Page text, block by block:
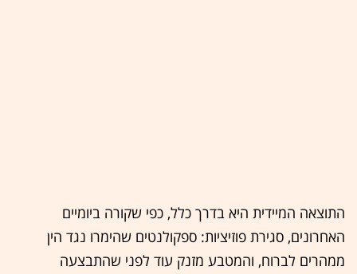
התוצאה המיידית היא בדרך כלל, כפי שקורה ביומיים
האחרונים, סגירת פוזיציות: ספקולנטים שהימרו נגד הין
ממהרים לברוח, והמטבע מזנק עוד לפני שהתבצעה